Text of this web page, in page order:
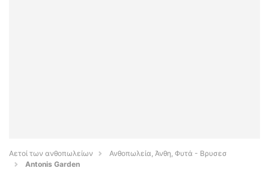
Αετοί των ανθοπωλείων
Ανθοπωλεία, Άνθη, Φυτά - Βρυσεσ
Antonis Garden